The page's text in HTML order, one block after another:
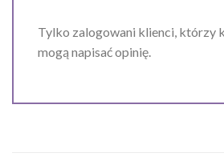
Tylko zalogowani klienci, którzy
mogą napisać opinię.